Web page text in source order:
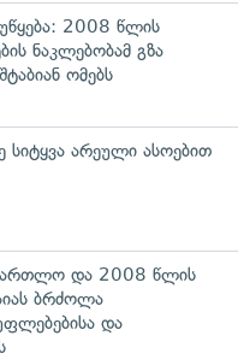
2008 წლის
ნაკლებობამ გზა
ომებს
სიტყვა არეული ასოებით
და 2008 წლის
ბრძოლა
და